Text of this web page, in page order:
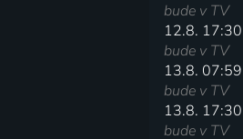
bude v TV
12.8. 17:30
bude v TV
13.8. 07:59
bude v TV
13.8. 17:30
bude v TV